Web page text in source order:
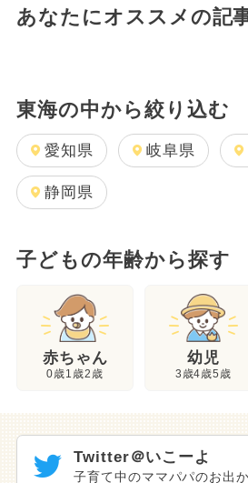
あなたにオススメの記
東海の中から絞り込む
愛知県 岐阜県
静岡県
子どもの年齢から探す
赤ちゃん
0歳1歳2歳
幼児
3歳4歳5歳
Twitter＠いこーよ
子育て中のママパパのお出